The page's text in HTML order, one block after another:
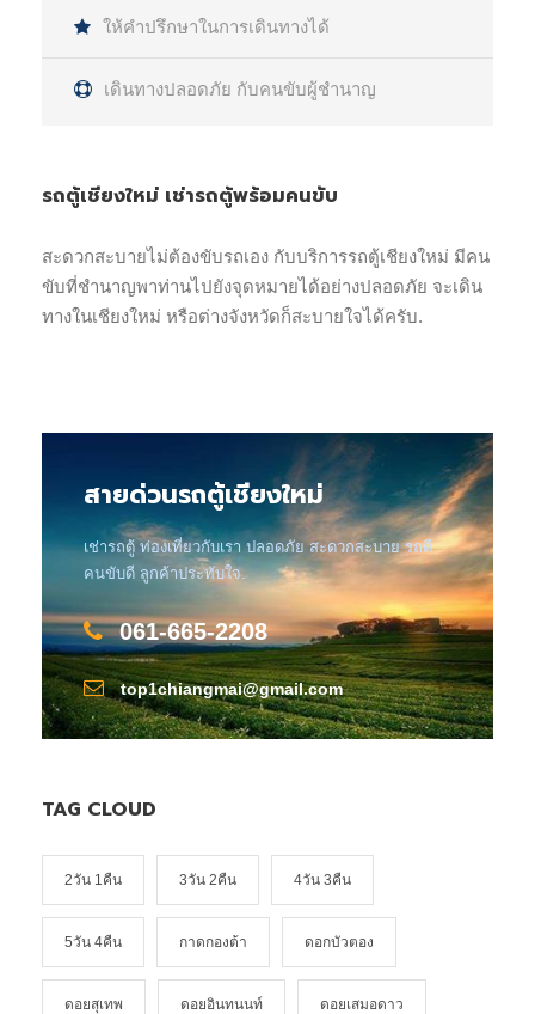
ให้คำปรึกษาในการเดินทางได้
เดินทางปลอดภัย กับคนขับผู้ชำนาญ
รถตู้เชียงใหม่ เช่ารถตู้พร้อมคนขับ
สะดวกสะบายไม่ต้องขับรถเอง กับบริการรถตู้เชียงใหม่ มีคน
ขับที่ชำนาญพาท่านไปยังจุดหมายได้อย่างปลอดภัย จะเดิน
ทางในเชียงใหม่ หรือต่างจังหวัดก็สะบายใจได้ครับ.
สายด่วนรถตู้เชียงใหม่
เช่ารถตู้ ท่องเที่ยวกับเรา ปลอดภัย สะดวกสะบาย รถดี
คนขับดี ลูกค้าประทับใจ.
061-665-2208
top1chiangmai@gmail.com
TAG CLOUD
2วัน 1คืน 3วัน 2คืน 4วัน 3คืน
5วัน 4คืน กาดกองต้า ดอกบัวตอง
ดอยสุเทพ ดอยอินทนนท์ ดอยเสมอดาว